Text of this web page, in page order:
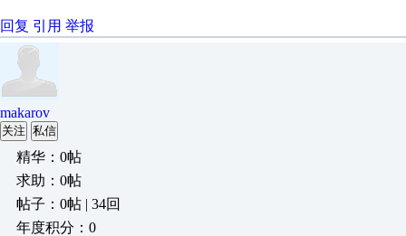
回复 引用 举报
makarov
关注 私信
精华：0帖
求助：0帖
帖子：0帖 | 34回
年度积分：0